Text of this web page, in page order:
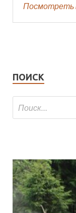
Посмотреть
ПОИСК